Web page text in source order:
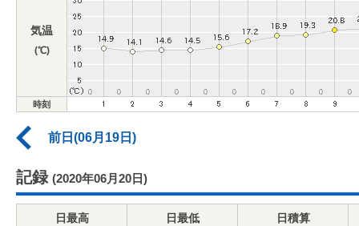
気温
(℃)
時刻
前日(06月19日)
記録 (2020年06月20日)
日最高
日最低
日積算